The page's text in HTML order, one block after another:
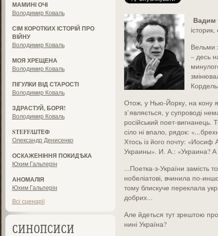
МАМИНІ ОЧІ
Володимир Коваль
СІМ КОРОТКИХ ІСТОРІЙ ПРО
ВІЙНУ
Володимир Коваль
МОЯ ХРЕЩЕНА
Володимир Коваль
ПІГУЛКИ ВІД СТАРОСТІ
Володимир Коваль
ЗДРАСТУЙ, БОРЯ!
Володимир Коваль
STEFF/ШТЕФ
Олександр Денисенко
ОСКАЖЕНІННЯ ПОКИДѢКА
Юхим Гальперін
АНОМАЛІЯ
Юхим Гальперін
Всі сценарії
СИНОПСИСИ
Вадим
Вельми
– десь
Отож, у Нью-Йорку, на кону
з’являється, у супроводі
російський поет-вигнанець.
сіло ні впало, рядок:
Хтось із його почту: «Иосиф
Украины». И. А.: «Украина? А
...Поетка-з-України замість
нобеліатові, вчинила по-
тому блискуче переклала
добрих...
Але йдеться тут зрештою
нині Україна?